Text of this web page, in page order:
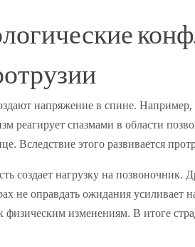
напряжение в спине. Например,
реагирует спазмами в области
Вследствие этого развивается
создает нагрузку на
не оправдать ожидания усиливает
изменениям. В итоге